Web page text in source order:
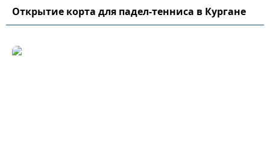
Открытие корта для падел-тенниса в Кургане